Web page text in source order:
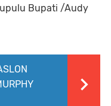
Bupati /Audy